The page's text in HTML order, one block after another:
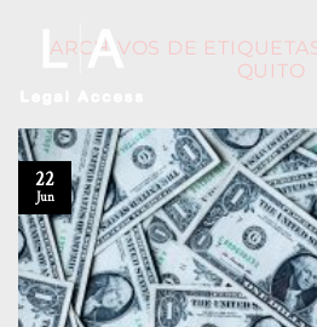
ARCHIVOS DE
QUITO
22
Jun